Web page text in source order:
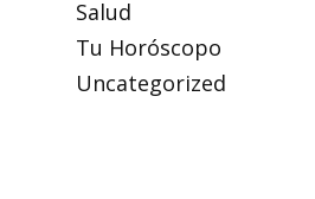
Salud
Tu Horóscopo
Uncategorized